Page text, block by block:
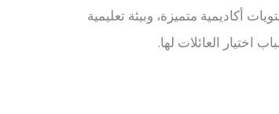
أكاديمية متميزة، وبيئة تعليمية
اختيار العائلات لها.